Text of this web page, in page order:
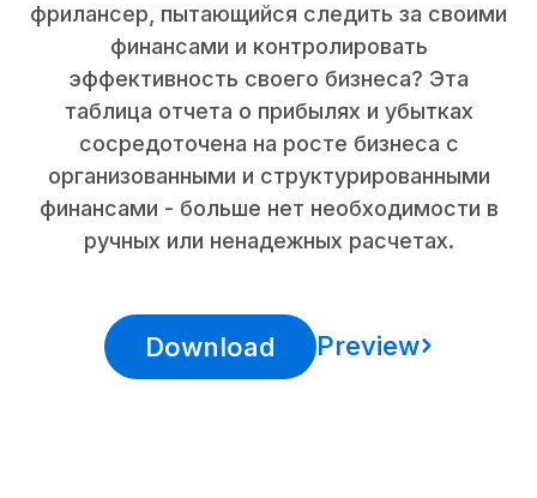
фрилансер, пытающийся следить за своими
финансами и контролировать
эффективность своего бизнеса? Эта
таблица отчета о прибылях и убытках
сосредоточена на росте бизнеса с
организованными и структурированными
финансами - больше нет необходимости в
ручных или ненадежных расчетах.
Download Preview